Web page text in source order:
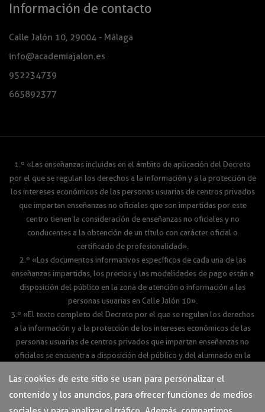
Información de contacto
Calle Jalón 10, 29004 - Málaga
info@academiajalon.es
952234739
665892377
1.º «Las enseñanzas incluidas en el ámbito de aplicación del Decreto
por el que se regulan los derechos a la información y a la protección de
los intereses económicos de las personas usuarias de centros privados
que impartan enseñanzas no oficiales que son impartidas por este
centro tienen la consideración de enseñanzas no oficiales y no
conducentes a la obtención de un título con carácter oficial o
certificado de profesionalidad».
2.º «Los documentos informativos específicos de cada una de las
enseñanzas impartidas, los precios y las modalidades de pago están a
disposición del público en la zona de atención o información a las
personas usuarias en Calle Jalón 10».
3.º «El texto completo del Decreto por el que se regulan los derechos
a la información y a la protección de los intereses económicos de las
personas usuarias de centros privados que impartan enseñanzas no
oficiales se encuentra a disposición del público y del alumnado en la
10».
4.º «Las personas usuarias tienen derecho a solicitar la entrega de
factura por el importe total de las enseñanzas o servicios recibidos, así
Las cookies de este sitio se usan para personalizar el
contenido y los anuncios, para ofrecer funciones de medios